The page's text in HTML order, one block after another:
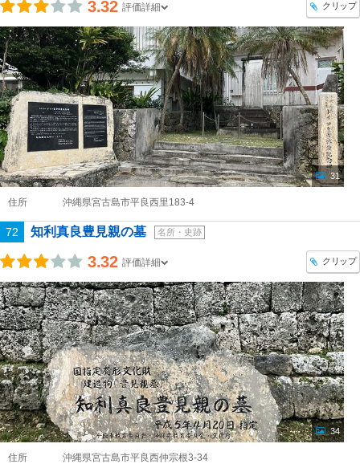
3.32 評価詳細 クリップ
31
住所 沖縄県宮古島市平良西里183-4
72 知利真良豊見親の墓 名所・史跡
3.32 評価詳細 クリップ
34
住所 沖縄県宮古島市平良西仲宗根3-34